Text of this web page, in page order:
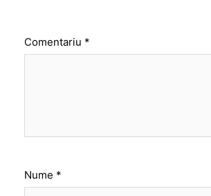
Comentariu *
Nume *